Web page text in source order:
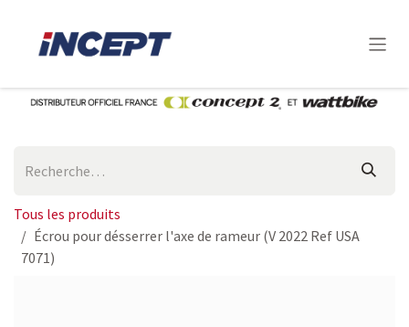
Tous les produits
Écrou pour désserrer l'axe de rameur (V 2022 Ref USA
7071)